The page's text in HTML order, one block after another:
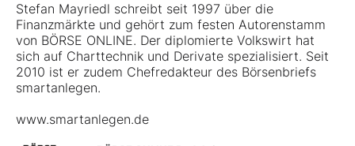
Stefan Mayriedl schreibt seit 1997 über die
Finanzmärkte und gehört zum festen Autorenstamm
von BÖRSE ONLINE. Der diplomierte Volkswirt hat
sich auf Charttechnik und Derivate spezialisiert. Seit
2010 ist er zudem Chefredakteur des Börsenbriefs
smartanlegen.
www.smartanlegen.de